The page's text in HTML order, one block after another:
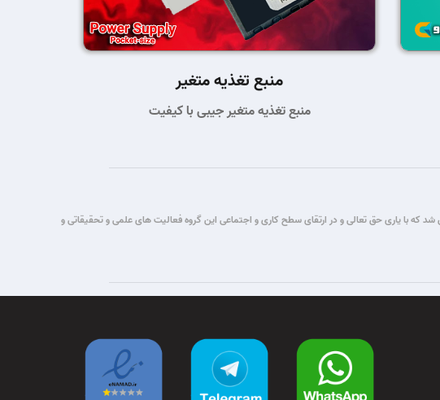
منبع تغذیه متغیر
منبع تغذیه متغیر جیبی با کیفیت
کرد. با گسترش فضای ارتباطات قصد این گروه برآن شد که با یاری حق تعالی و در ارتقای سطح کاری و اجتماعی این گروه فعالیت های علمی و تحقیقاتی و